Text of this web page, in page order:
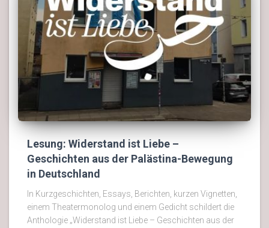
Lesung: Widerstand ist Liebe –
Geschichten aus der Palästina-Bewegung
in Deutschland
In Kurzgeschichten, Essays, Berichten, kurzen Vignetten,
einem Theatermonolog und einem Gedicht schildert die
Anthologie „Widerstand ist Liebe – Geschichten aus der